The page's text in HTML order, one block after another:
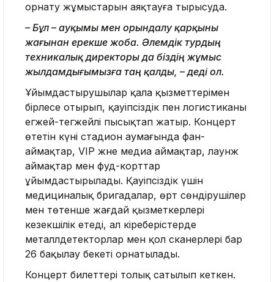
орнату жұмыстарын аяқтауға тырысуда.
– Бұл – ауқымы мен орындалу қарқыны
жағынан ерекше жоба. Әлемдік турдың
техникалық директоры да біздің жұмыс
жылдамдығымызға таң қалды, – деді ол.
Ұйымдастырушылар қала қызметтерімен
бірлесе отырып, қауіпсіздік пен логистиканы
егжей-тегжейлі пысықтап жатыр. Концерт
өтетін күні стадион аумағында фан-
аймақтар, VIP және медиа аймақтар, лаунж
аймақтар мен фуд-корттар
ұйымдастырылады. Қауіпсіздік үшін
медициналық бригадалар, өрт сөндірушілер
мен төтенше жағдай қызметкерлері
кезекшілік етеді, ал кіреберістерде
металлдетекторлар мен қол сканерлері бар
26 бақылау бекеті орнатылады.
Концерт билеттері толық сатылып кеткен.